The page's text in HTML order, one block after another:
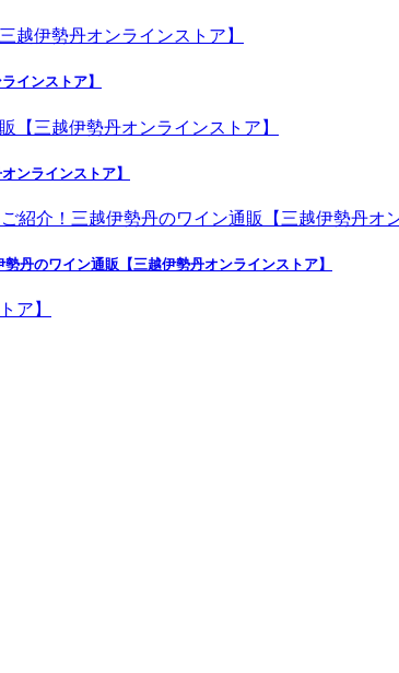
インストア】
ンラインストア】
丹のワイン通販【三越伊勢丹オンラインストア】